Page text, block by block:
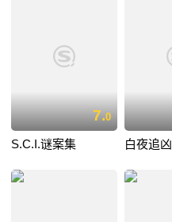
7.0
S.C.I.谜案集 白夜追凶